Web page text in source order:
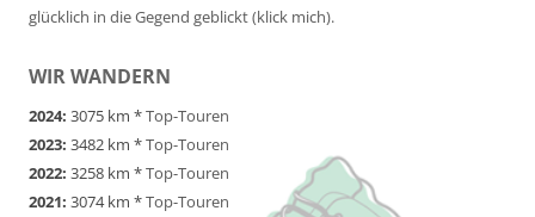
glücklich in die Gegend geblickt (klick mich).
WIR WANDERN
2024: 3075 km *Top-Touren
2023: 3482 km *Top-Touren
2022: 3258 km *Top-Touren
2021: 3074 km *Top-Touren